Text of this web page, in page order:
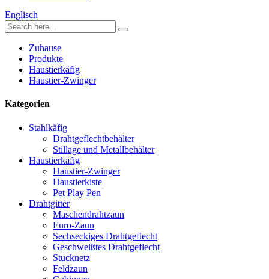
Englisch
Zuhause
Produkte
Haustierkäfig
Haustier-Zwinger
Kategorien
Stahlkäfig
Drahtgeflechtbehälter
Stillage und Metallbehälter
Haustierkäfig
Haustier-Zwinger
Haustierkiste
Pet Play Pen
Drahtgitter
Maschendrahtzaun
Euro-Zaun
Sechseckiges Drahtgeflecht
Geschweißtes Drahtgeflecht
Stucknetz
Feldzaun